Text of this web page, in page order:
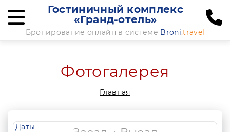
Гостиничный комплекс
«Гранд-отель»
Бронирование онлайн в системе Broni.travel
Фотогалерея
Главная
Даты